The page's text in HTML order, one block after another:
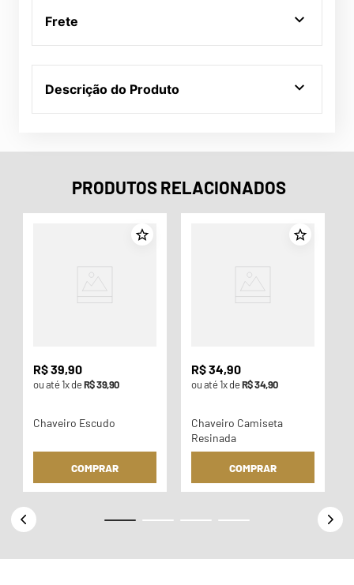
Frete
Descrição do Produto
PRODUTOS RELACIONADOS
R$39,90
ou até1x deR$39,90
Chaveiro Escudo
COMPRAR
R$34,90
ou até1x deR$34,90
Chaveiro Camiseta
Resinada
COMPRAR